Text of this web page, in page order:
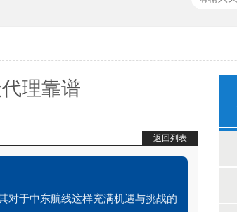
理靠谱
返回列表
对于中东航线这样充满机遇与挑战的